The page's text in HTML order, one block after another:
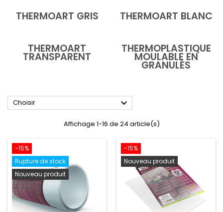
THERMOART GRIS THERMOART BLANC
THERMOART
TRANSPARENT
THERMOPLASTIQUE
MOULABLE EN
GRANULÉS
Choisir 
Affichage 1-16 de 24 article(s)
-15%
Rupture de stock
Nouveau produit
-15%
Nouveau produit